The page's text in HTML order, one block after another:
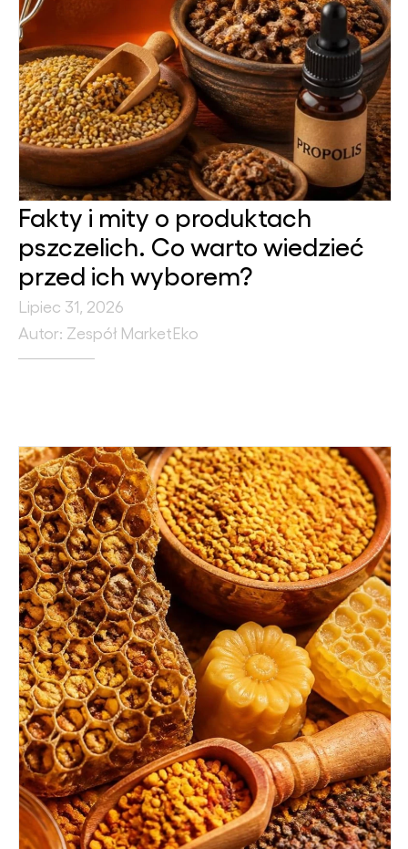
Fakty i mity o produktach
pszczelich. Co warto wiedzieć
przed ich wyborem?
Lipiec 31, 2026
Autor: Zespół MarketEko